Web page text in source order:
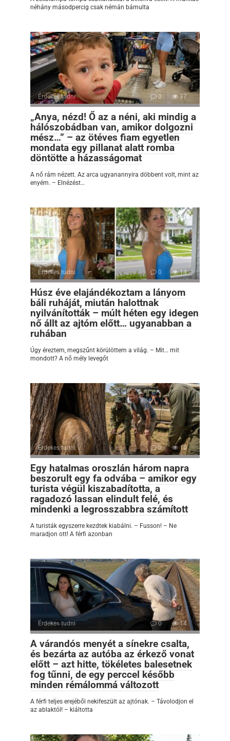
néhány másodpercig csak némán bámulta
Érdekes tudni 0 37
„Anya, nézd! Ő az a néni, aki mindig a
hálószobádban van, amikor dolgozni
mész…” – az ötéves fiam egyetlen
mondata egy pillanat alatt romba
döntötte a házasságomat
A nő rám nézett. Az arca ugyanannyira döbbent volt, mint az
enyém. – Elnézést…
Érdekes tudni 0 14
Húsz éve elajándékoztam a lányom
báli ruháját, miután halottnak
nyilvánították – múlt héten egy idegen
nő állt az ajtóm előtt… ugyanabban a
ruhában
Úgy éreztem, megszűnt körülöttem a világ. – Mit… mit
mondott? A nő mély levegőt
Érdekes tudni 0 10
Egy hatalmas oroszlán három napra
beszorult egy fa odvába – amikor egy
turista végül kiszabadította, a
ragadozó lassan elindult felé, és
mindenki a legrosszabbra számított
A turisták egyszerre kezdtek kiabálni. – Fusson! – Ne
maradjon ott! A férfi azonban
Érdekes tudni 0 14
A várandós menyét a sínekre csalta,
és bezárta az autóba az érkező vonat
előtt – azt hitte, tökéletes balesetnek
fog tűnni, de egy perccel később
minden rémálommá változott
A férfi teljes erejéből nekifeszült az ajtónak. – Távolodjon el
az ablaktól! – kiáltotta